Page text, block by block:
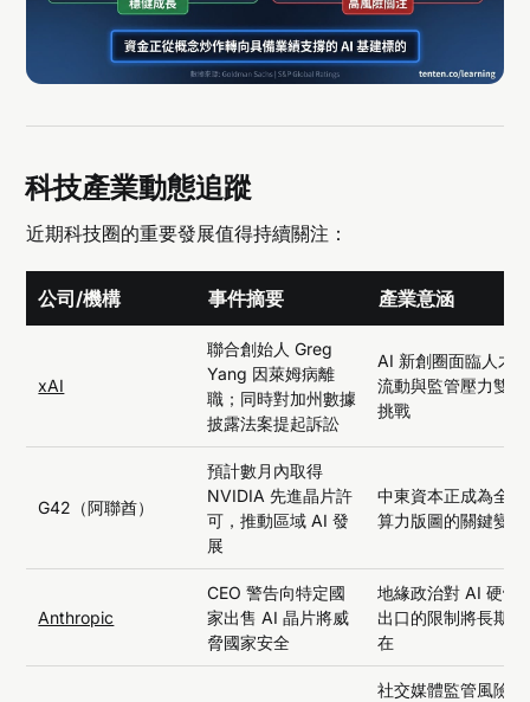
科技產業動態追蹤
近期科技圈的重要發展值得持續關注：
公司/機構 事件摘要 產業意涵
xAI
聯合創始人 Greg
Yang 因萊姆病離
職；同時對加州數據
披露法案提起訴訟
AI 新創圈面臨人才
流動與監管壓力雙重
挑戰
G42（阿聯酋）
預計數月內取得
NVIDIA 先進晶片許
可，推動區域 AI 發
展
中東資本正成為全球
算力版圖的關鍵變數
Anthropic
CEO 警告向特定國
家出售 AI 晶片將威
脅國家安全
地緣政治對 AI 硬體
出口的限制將長期存
在
社交媒體監管風險釋